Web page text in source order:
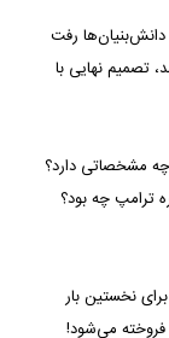
رفت
صادر شد، تصمیم نهایی با
ترامپ چه بود؟
نخستین بار
فروخته می‌شود!